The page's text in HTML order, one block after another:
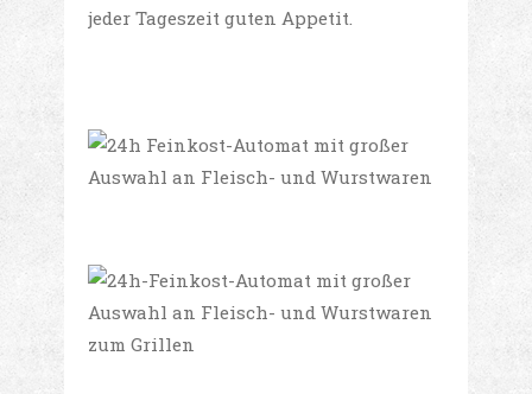
jeder Tageszeit guten Appetit.
Partyservice & Catering
ÜBER UNS